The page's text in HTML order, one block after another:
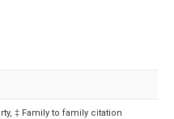
‡ Family to family citation